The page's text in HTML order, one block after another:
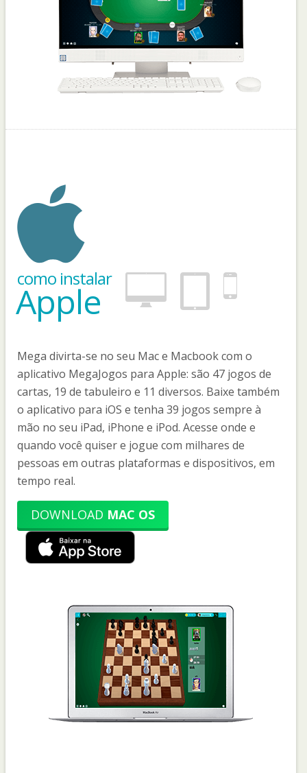
como instalar
Apple
Mega divirta-se no seu Mac e Macbook com o
aplicativo MegaJogos para Apple: são 47 jogos de
cartas, 19 de tabuleiro e 11 diversos. Baixe também
o aplicativo para iOS e tenha 39 jogos sempre à
mão no seu iPad, iPhone e iPod. Acesse onde e
quando você quiser e jogue com milhares de
pessoas em outras plataformas e dispositivos, em
tempo real.
DOWNLOAD MAC OS